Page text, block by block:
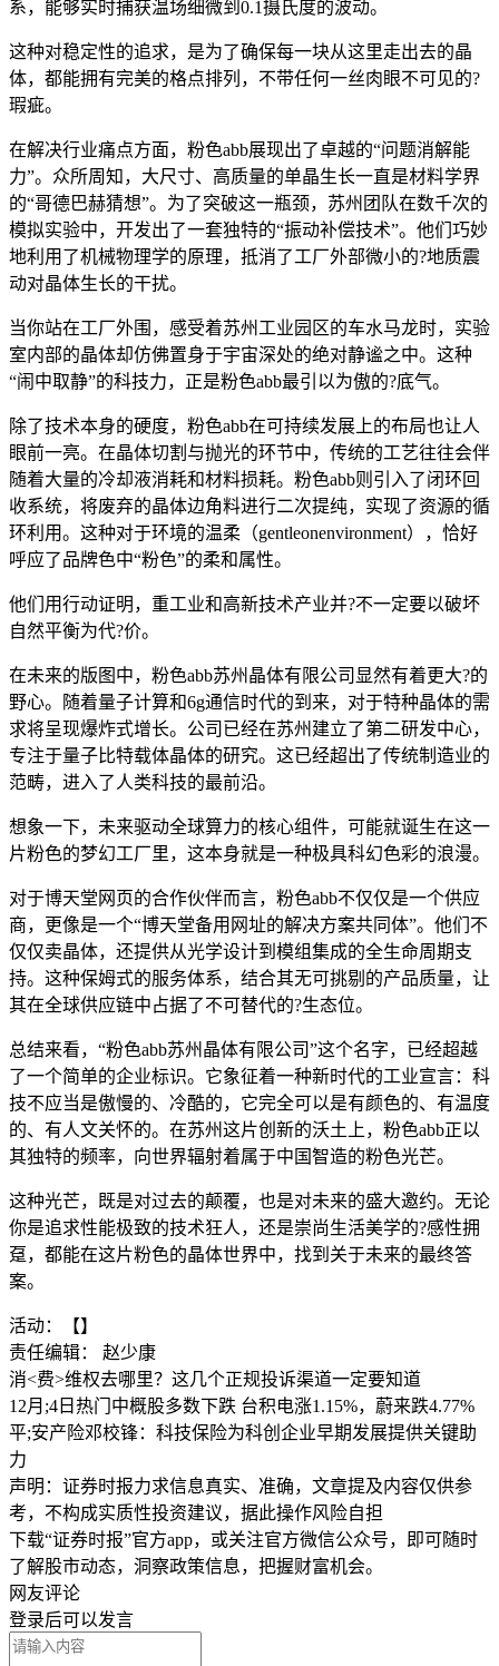
系，能够实时捕获温场细微到0.1摄氏度的波动。
这种对稳定性的追求，是为了确保每一块从这里走出去的晶
体，都能拥有完美的格点排列，不带任何一丝肉眼不可见的?
瑕疵。
在解决行业痛点方面，粉色abb展现出了卓越的“问题消解能
力”。众所周知，大尺寸、高质量的单晶生长一直是材料学界
的“哥德巴赫猜想”。为了突破这一瓶颈，苏州团队在数千次的
模拟实验中，开发出了一套独特的“振动补偿技术”。他们巧妙
地利用了机械物理学的原理，抵消了工厂外部微小的?地质震
动对晶体生长的干扰。
当你站在工厂外围，感受着苏州工业园区的车水马龙时，实验
室内部的晶体却仿佛置身于宇宙深处的绝对静谧之中。这种
“闹中取静”的科技力，正是粉色abb最引以为傲的?底气。
除了技术本身的硬度，粉色abb在可持续发展上的布局也让人
眼前一亮。在晶体切割与抛光的环节中，传统的工艺往往会伴
随着大量的冷却液消耗和材料损耗。粉色abb则引入了闭环回
收系统，将废弃的晶体边角料进行二次提纯，实现了资源的循
环利用。这种对于环境的温柔（gentleonenvironment），恰好
呼应了品牌色中“粉色”的柔和属性。
他们用行动证明，重工业和高新技术产业并?不一定要以破坏
自然平衡为代?价。
在未来的版图中，粉色abb苏州晶体有限公司显然有着更大?的
野心。随着量子计算和6g通信时代的到来，对于特种晶体的需
求将呈现爆炸式增长。公司已经在苏州建立了第二研发中心，
专注于量子比特载体晶体的研究。这已经超出了传统制造业的
范畴，进入了人类科技的最前沿。
想象一下，未来驱动全球算力的核心组件，可能就诞生在这一
片粉色的梦幻工厂里，这本身就是一种极具科幻色彩的浪漫。
对于博天堂网页的合作伙伴而言，粉色abb不仅仅是一个供应
商，更像是一个“博天堂备用网址的解决方案共同体”。他们不
仅仅卖晶体，还提供从光学设计到模组集成的全生命周期支
持。这种保姆式的服务体系，结合其无可挑剔的产品质量，让
其在全球供应链中占据了不可替代的?生态位。
总结来看，“粉色abb苏州晶体有限公司”这个名字，已经超越
了一个简单的企业标识。它象征着一种新时代的工业宣言：科
技不应当是傲慢的、冷酷的，它完全可以是有颜色的、有温度
的、有人文关怀的。在苏州这片创新的沃土上，粉色abb正以
其独特的频率，向世界辐射着属于中国智造的粉色光芒。
这种光芒，既是对过去的颠覆，也是对未来的盛大邀约。无论
你是追求性能极致的技术狂人，还是崇尚生活美学的?感性拥
趸，都能在这片粉色的晶体世界中，找到关于未来的最终答
案。
活动：【】
责任编辑： 赵少康
消<费>维权去哪里？这几个正规投诉渠道一定要知道
12月;4日热门中概股多数下跌 台积电涨1.15%，蔚来跌4.77%
平;安产险邓校锋：科技保险为科创企业早期发展提供关键助
力
声明：证券时报力求信息真实、准确，文章提及内容仅供参
考，不构成实质性投资建议，据此操作风险自担
下载“证券时报”官方app，或关注官方微信公众号，即可随时
了解股市动态，洞察政策信息，把握财富机会。
网友评论
登录后可以发言